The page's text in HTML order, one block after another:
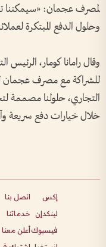
لمصرف عجمان: «سيمكننا
وحلول الدفع المبتكرة
وقال رامانا كومار،
للشراكة مع مصرف عجمان
التجاري، حلولنا مصممة
خلال خيارات دفع سريعة
إكس
لينكدإن
فيسبوك
اتصل بنا
خدماتنا
أعلن معنا